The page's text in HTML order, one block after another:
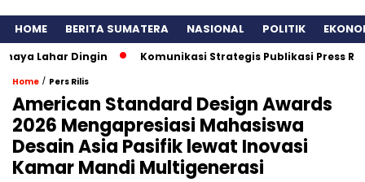
HOME BERITA SUMATERA NASIONAL POLITIK
Dingin Komunikasi Strategis Publikasi Press Release,
Home / Pers Rilis
American Standard Design Awards
2026 Mengapresiasi Mahasiswa
Desain Asia Pasifik lewat Inovasi
Kamar Mandi Multigenerasi